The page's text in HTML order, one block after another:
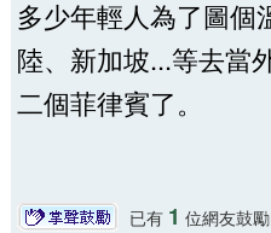
多少年輕人為了圖個
陸、新加坡...等去當
二個菲律賓了。
已有 1 位網友鼓勵